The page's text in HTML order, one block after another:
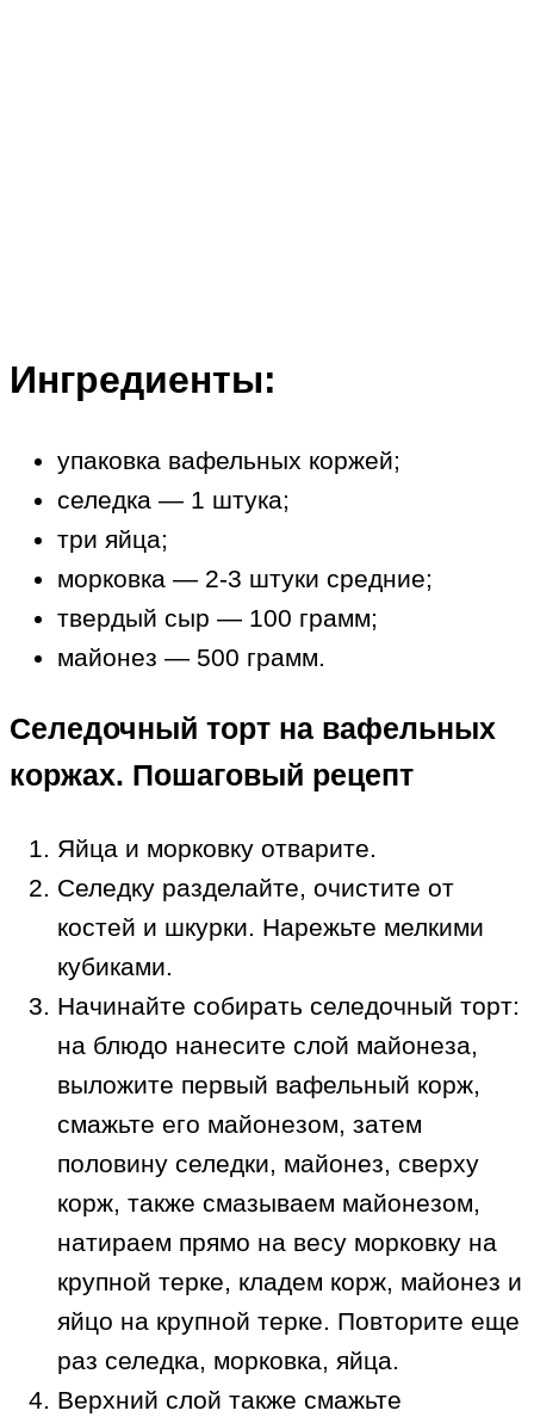
Ингредиенты:
упаковка вафельных коржей;
селедка — 1 штука;
три яйца;
морковка — 2-3 штуки средние;
твердый сыр — 100 грамм;
майонез — 500 грамм.
Селедочный торт на вафельных
коржах. Пошаговый рецепт
Яйца и морковку отварите.
Селедку разделайте, очистите от
костей и шкурки. Нарежьте мелкими
кубиками.
Начинайте собирать селедочный торт:
на блюдо нанесите слой майонеза,
выложите первый вафельный корж,
смажьте его майонезом, затем
половину селедки, майонез, сверху
корж, также смазываем майонезом,
натираем прямо на весу морковку на
крупной терке, кладем корж, майонез и
яйцо на крупной терке. Повторите еще
раз селедка, морковка, яйца.
Верхний слой также смажьте